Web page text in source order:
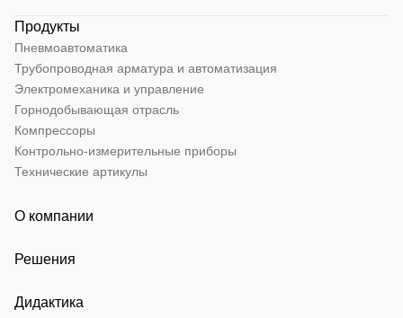
Продукты
Пневмоавтоматика
Трубопроводная арматура и автоматизация
Электромеханика и управление
Горнодобывающая отрасль
Компрессоры
Контрольно-измерительные приборы
Технические артикулы
О компании
Решения
Дидактика